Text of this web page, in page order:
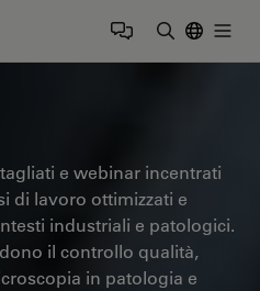
e webinar incentrati
di lavoro ottimizzati e
industriali e patologici.
il controllo qualità,
in patologia e